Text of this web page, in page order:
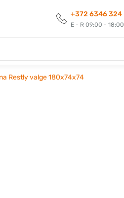
+372 6346 324
E - R 09:00 - 18:00
Restly valge 180x74x74